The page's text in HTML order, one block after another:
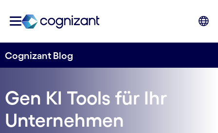
Cognizant Blog
Gen KI Tools für Ihr
Unternehmen